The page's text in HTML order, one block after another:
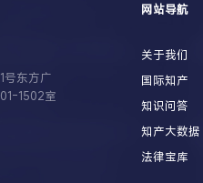
号东方广
1502室
网站导航
关于我们
国际知产
知识问答
知产大数据
法律宝库